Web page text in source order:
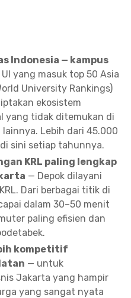
Indonesia — kampus
yang masuk top 50 Asia
University Rankings)
ekosistem
yang tidak ditemukan di
Lebih dari 45.000
sini setiap tahunnya.
KRL paling lengkap
— Depok dilayani
Dari berbagai titik di
dalam 30–50 menit
paling efisien dan
kompetitif
— untuk
Jakarta yang hampir
yang sangat nyata